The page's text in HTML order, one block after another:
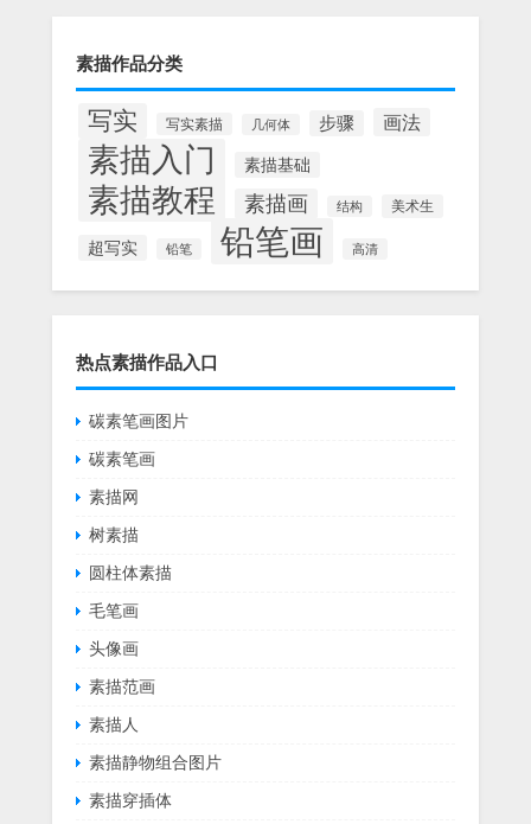
素描作品分类
写实 写实素描 几何体 步骤 画法
素描入门 素描基础
素描教程 素描画 结构 美术生
超写实 铅笔 铅笔画 高清
热点素描作品入口
碳素笔画图片
碳素笔画
素描网
树素描
圆柱体素描
毛笔画
头像画
素描范画
素描人
素描静物组合图片
素描穿插体